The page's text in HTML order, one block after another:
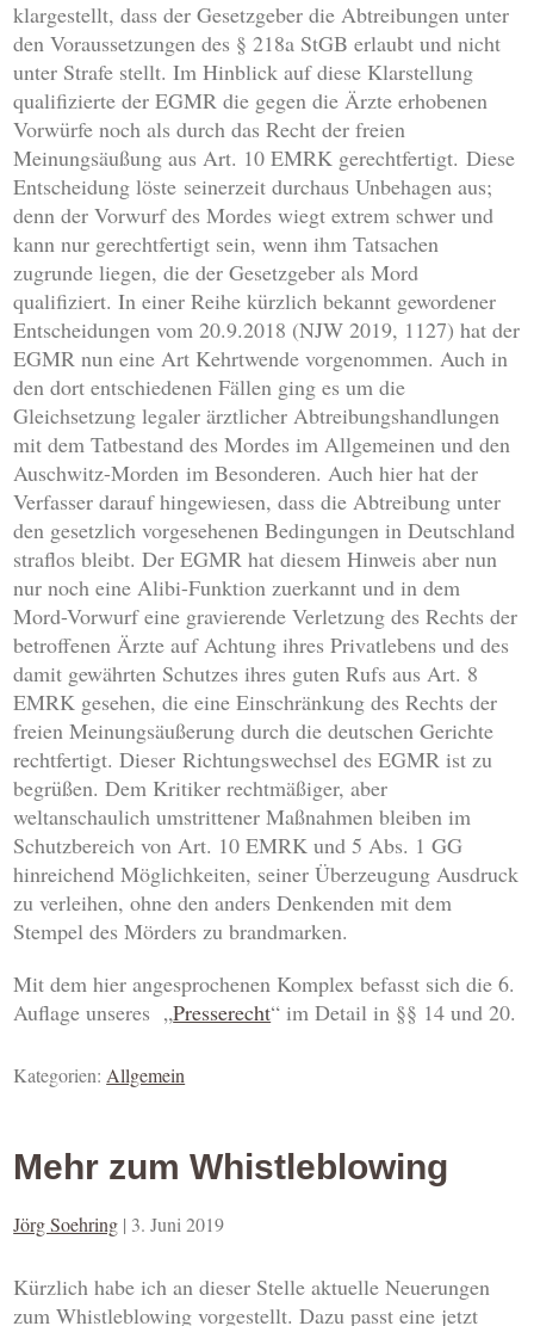
klargestellt, dass der Gesetzgeber die Abtreibungen unter
den Voraussetzungen des § 218a StGB erlaubt und nicht
unter Strafe stellt. Im Hinblick auf diese Klarstellung
qualifizierte der EGMR die gegen die Ärzte erhobenen
Vorwürfe noch als durch das Recht der freien
Meinungsäußung aus Art. 10 EMRK gerechtfertigt. Diese
Entscheidung löste seinerzeit durchaus Unbehagen aus;
denn der Vorwurf des Mordes wiegt extrem schwer und
kann nur gerechtfertigt sein, wenn ihm Tatsachen
zugrunde liegen, die der Gesetzgeber als Mord
qualifiziert. In einer Reihe kürzlich bekannt gewordener
Entscheidungen vom 20.9.2018 (NJW 2019, 1127) hat der
EGMR nun eine Art Kehrtwende vorgenommen. Auch in
den dort entschiedenen Fällen ging es um die
Gleichsetzung legaler ärztlicher Abtreibungshandlungen
mit dem Tatbestand des Mordes im Allgemeinen und den
Auschwitz-Morden im Besonderen. Auch hier hat der
Verfasser darauf hingewiesen, dass die Abtreibung unter
den gesetzlich vorgesehenen Bedingungen in Deutschland
straflos bleibt. Der EGMR hat diesem Hinweis aber nun
nur noch eine Alibi-Funktion zuerkannt und in dem
Mord-Vorwurf eine gravierende Verletzung des Rechts der
betroffenen Ärzte auf Achtung ihres Privatlebens und des
damit gewährten Schutzes ihres guten Rufs aus Art. 8
EMRK gesehen, die eine Einschränkung des Rechts der
freien Meinungsäußerung durch die deutschen Gerichte
rechtfertigt. Dieser Richtungswechsel des EGMR ist zu
begrüßen. Dem Kritiker rechtmäßiger, aber
weltanschaulich umstrittener Maßnahmen bleiben im
Schutzbereich von Art. 10 EMRK und 5 Abs. 1 GG
hinreichend Möglichkeiten, seiner Überzeugung Ausdruck
zu verleihen, ohne den anders Denkenden mit dem
Stempel des Mörders zu brandmarken.
Mit dem hier angesprochenen Komplex befasst sich die 6.
Auflage unseres „Presserecht“ im Detail in §§ 14 und 20.
Kategorien:Allgemein
Mehr zum Whistleblowing
Jörg Soehring | 3. Juni 2019
Kürzlich habe ich an dieser Stelle aktuelle Neuerungen
zum Whistleblowing vorgestellt. Dazu passt eine jetzt